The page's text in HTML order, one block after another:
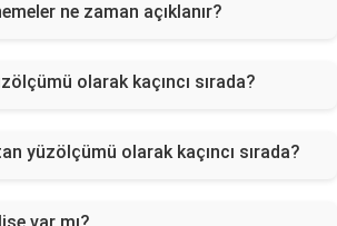
ne zaman açıklanır?
olarak kaçıncı sırada?
yüzölçümü olarak kaçıncı sırada?